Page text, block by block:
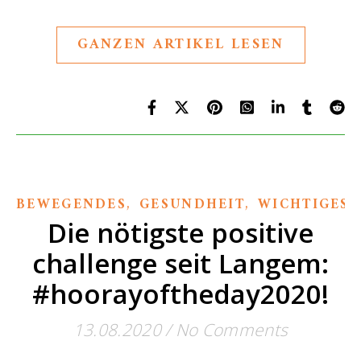
GANZEN ARTIKEL LESEN
BEWEGENDES, GESUNDHEIT, WICHTIGES
Die nötigste positive
challenge seit Langem:
#hoorayoftheday2020!
13.08.2020/ No Comments